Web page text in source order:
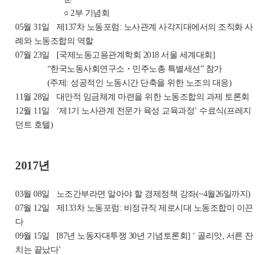
○ 2부 기념회
05월 31일
제137차 노동포럼: 노사관계 사각지대에서의 조직화 사
례와 노동조합의 역할
07월 23일
[국제노동고용관계학회 2018 서울 세계대회]
“한국노동사회연구소・민주노총 특별세션” 참가
(주제: 성공적인 노동시간 단축을 위한 노조의 대응)
11월 28일
대안적 임금체계 마련을 위한 노동조합의 과제 토론회
12월 11일
‘제1기 노사관계 전문가 육성 교육과정’ 수료식(프레지
던트 호텔)
2017년
03월 08일
노조간부라면 알아야 할 경제정책 강좌(~4월26일까지)
07월 12일
제133차 노동포럼: 비정규직 제로시대 노동조합이 이끈
다
09월 15일
[87년 노동자대투쟁 30년 기념토론회] ‘ 골리앗, 서른 잔
치는 끝났다’